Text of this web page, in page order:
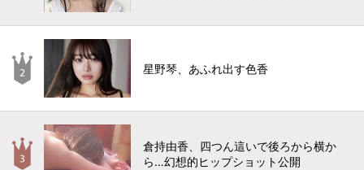
星野琴、あふれ出す色香
倉持由香、四つん這いで後ろから横か
ら…幻想的ヒップショット公開